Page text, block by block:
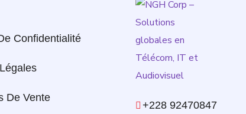
Confidentialité
De Vente
+228 92470847